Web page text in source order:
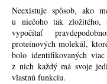
Neexistuje spôsob, ako
u niečoho tak zložitého,
vypočítať
proteínových molekúl,
bolo identifikovaných
z nich každý má svoje
vlastnú funkciu.